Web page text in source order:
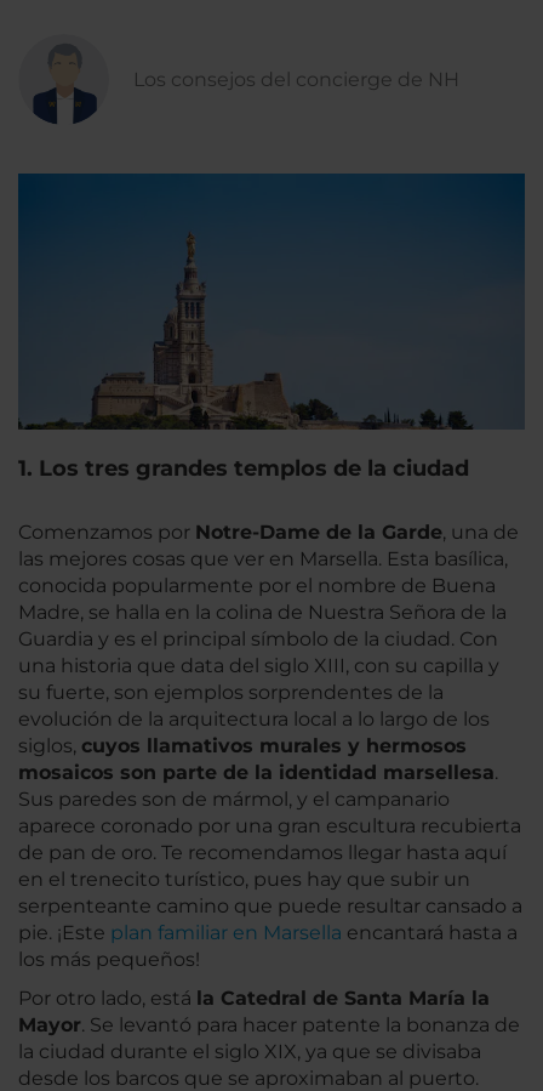
Los consejos del concierge de NH
1. Los tres grandes templos de la ciudad
Comenzamos por Notre-Dame de la Garde, una de
las mejores cosas que ver en Marsella. Esta basílica,
conocida popularmente por el nombre de Buena
Madre, se halla en la colina de Nuestra Señora de la
Guardia y es el principal símbolo de la ciudad. Con
una historia que data del siglo XIII, con su capilla y
su fuerte, son ejemplos sorprendentes de la
evolución de la arquitectura local a lo largo de los
siglos, cuyos llamativos murales y hermosos
mosaicos son parte de la identidad marsellesa.
Sus paredes son de mármol, y el campanario
aparece coronado por una gran escultura recubierta
de pan de oro. Te recomendamos llegar hasta aquí
en el trenecito turístico, pues hay que subir un
serpenteante camino que puede resultar cansado a
pie. ¡Este plan familiar en Marsella encantará hasta a
los más pequeños!
Por otro lado, está la Catedral de Santa María la
Mayor. Se levantó para hacer patente la bonanza de
la ciudad durante el siglo XIX, ya que se divisaba
desde los barcos que se aproximaban al puerto.